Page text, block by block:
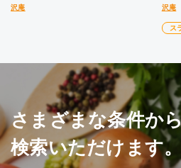
沢庵
沢庵
ス
さまざまな条件か
検索いただけます。